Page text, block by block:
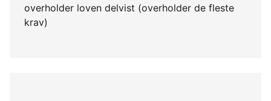
overholder loven delvist (overholder de fleste
krav)